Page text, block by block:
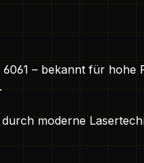
– bekannt für hohe
moderne